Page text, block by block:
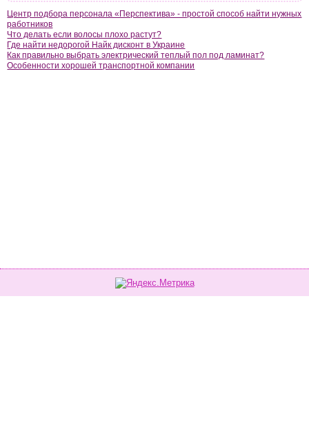
Центр подбора персонала «Перспектива» - простой способ найти нужных
работников
Что делать если волосы плохо растут?
Где найти недорогой Найк дисконт в Украине
Как правильно выбрать электрический теплый пол под ламинат?
Особенности хорошей транспортной компании